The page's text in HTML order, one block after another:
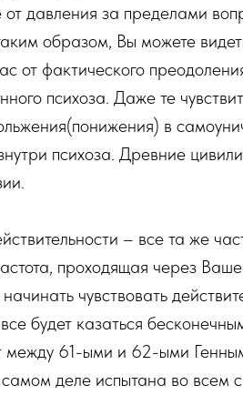
давления за пределами
образом, Вы можете
от фактического
психоза. Даже те
в
психоза. Древние
– все та же
проходящая через
чувствовать
будет казаться
между 61-ыми и 62-ыми
самом деле испытана во